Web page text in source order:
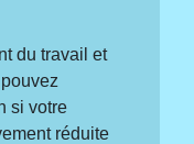
du travail et
si votre
réduite